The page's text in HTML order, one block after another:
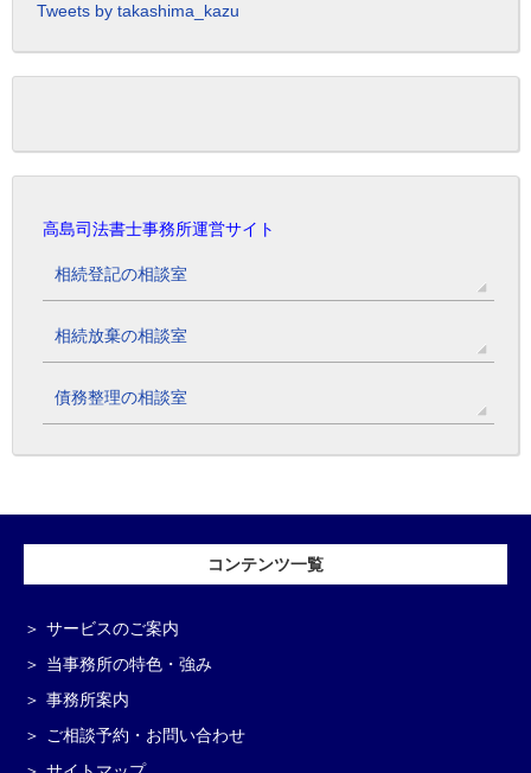
Tweets by takashima_kazu
高島司法書士事務所運営サイト
相続登記の相談室
相続放棄の相談室
債務整理の相談室
コンテンツ一覧
サービスのご案内
当事務所の特色・強み
事務所案内
ご相談予約・お問い合わせ